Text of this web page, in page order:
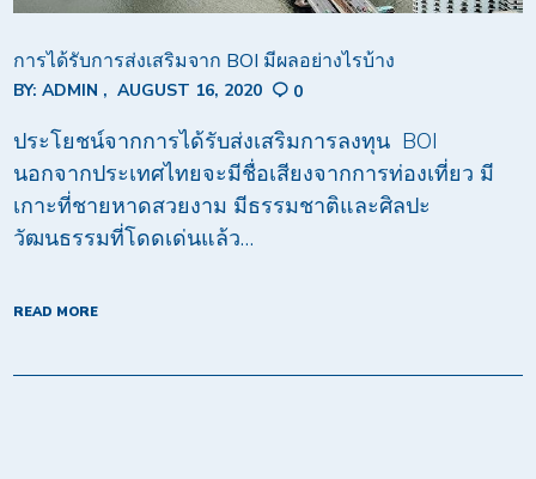
การได้รับการส่งเสริมจาก BOI มีผลอย่างไรบ้าง
BY:ADMIN AUGUST 16, 2020 0
ประโยชน์จากการได้รับส่งเสริมการลงทุน BOI
นอกจากประเทศไทยจะมีชื่อเสียงจากการท่องเที่ยว มี
เกาะที่ชายหาดสวยงาม มีธรรมชาติและศิลปะ
วัฒนธรรมที่โดดเด่นแล้ว…
READ MORE